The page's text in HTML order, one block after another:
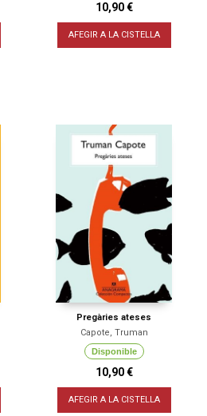
10,90 €
AFEGIR A LA CISTELLA
Pregàries ateses
Capote, Truman
Disponible
10,90 €
AFEGIR A LA CISTELLA